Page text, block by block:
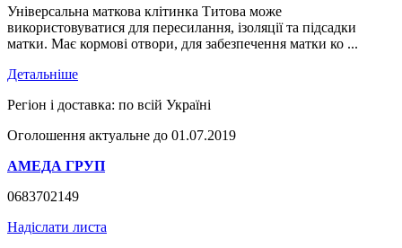
Універсальна маткова клітинка Титова може
використовуватися для пересилання, ізоляції та підсадки
матки. Має кормові отвори, для забезпечення матки ко ...
Детальніше
Регіон і доставка: по всій Україні
Оголошення актуальне до 01.07.2019
АМЕДА ГРУП
0683702149
Надіслати листа